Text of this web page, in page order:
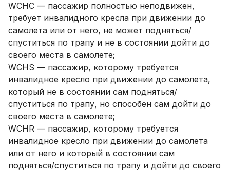
WCHC — пассажир полностью неподвижен,
требует инвалидного кресла при движении до
самолета или от него, не может подняться/
спуститься по трапу и не в состоянии дойти до
своего места в самолете;
WCHS — пассажир, которому требуется
инвалидное кресло при движении до самолета,
который не в состоянии сам подняться/
спуститься по трапу, но способен сам дойти до
своего места в самолете;
WCHR — пассажир, которому требуется
инвалидное кресло при движении до самолета
или от него и который в состоянии сам
подняться/спуститься по трапу и дойти до своего